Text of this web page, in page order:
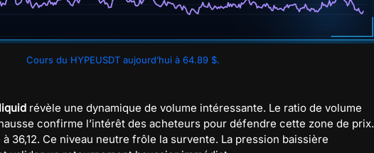
Cours du HYPEUSDT aujourd’hui à 64.89 $.
révèle une dynamique de volume intéressante. Le ratio de volume
confirme l’intérêt des acheteurs pour défendre cette zone de prix.
à 36,12. Ce niveau neutre frôle la survente. La pression baissière